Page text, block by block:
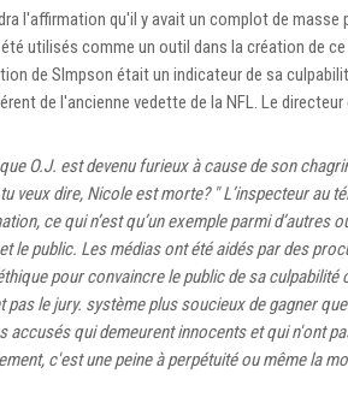
l'affirmation qu'il y avait un complot de masse
utilisés comme un outil dans la création de
de SImpson était un indicateur de sa
de l'ancienne vedette de la NFL. Le
O.J. est devenu furieux à cause de son
veux dire, Nicole est morte? " L’inspecteur au
ce qui n’est qu’un exemple parmi d’autres
le public. Les médias ont été aidés par des
pour convaincre le public de sa culpabilité
pas le jury. système plus soucieux de gagner
accusés qui demeurent innocents et qui n'ont
c'est une peine à perpétuité ou même la